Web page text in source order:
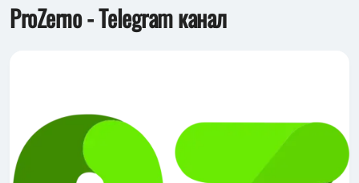
ProZerno - Telegram канал